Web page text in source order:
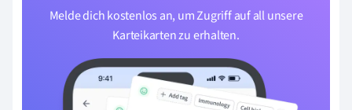
Melde dich kostenlos an, um Zugriff auf all unsere
Karteikarten zu erhalten.